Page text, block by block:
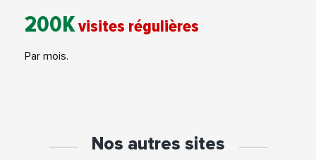
200Kvisites régulières
Par mois.
Nos autres sites